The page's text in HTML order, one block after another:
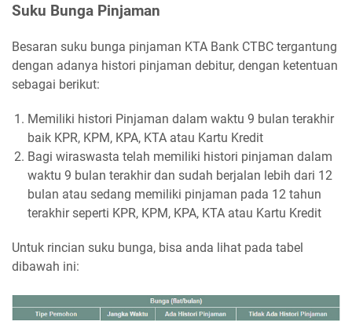
Suku Bunga Pinjaman
Besaran suku bunga pinjaman KTA Bank CTBC tergantung
dengan adanya histori pinjaman debitur, dengan ketentuan
sebagai berikut:
Memiliki histori Pinjaman dalam waktu 9 bulan terakhir
baik KPR, KPM, KPA, KTA atau Kartu Kredit
Bagi wiraswasta telah memiliki histori pinjaman dalam
waktu 9 bulan terakhir dan sudah berjalan lebih dari 12
bulan atau sedang memiliki pinjaman pada 12 tahun
terakhir seperti KPR, KPM, KPA, KTA atau Kartu Kredit
Untuk rincian suku bunga, bisa anda lihat pada tabel
dibawah ini: